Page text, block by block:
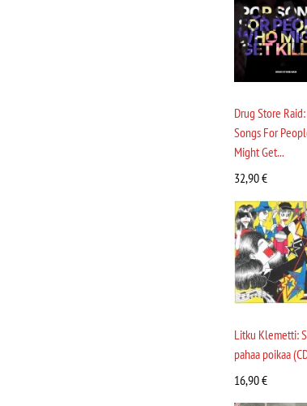
Drug Store
Songs For
Might Get...
32,90€
Litku Klemetti:
pahaa poikaa
16,90€